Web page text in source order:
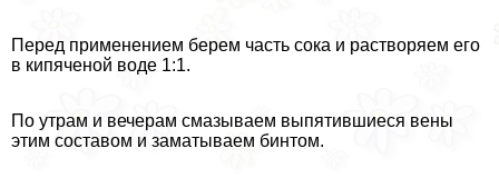
Перед применением берем часть сока и растворяем его
в кипяченой воде 1:1.
По утрам и вечерам смазываем выпятившиеся вены
этим составом и заматываем бинтом.